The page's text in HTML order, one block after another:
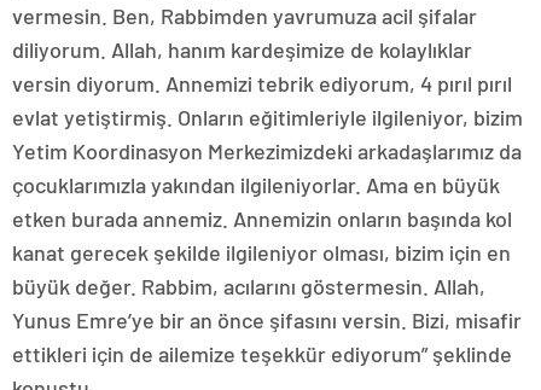
vermesin. Ben, Rabbimden yavrumuza acil şifalar
diliyorum. Allah, hanım kardeşimize de kolaylıklar
versin diyorum. Annemizi tebrik ediyorum, 4 pırıl pırıl
evlat yetiştirmiş. Onların eğitimleriyle ilgileniyor, bizim
Yetim Koordinasyon Merkezimizdeki arkadaşlarımız da
çocuklarımızla yakından ilgileniyorlar. Ama en büyük
etken burada annemiz. Annemizin onların başında kol
kanat gerecek şekilde ilgileniyor olması, bizim için en
büyük değer. Rabbim, acılarını göstermesin. Allah,
Yunus Emre’ye bir an önce şifasını versin. Bizi, misafir
ettikleri için de ailemize teşekkür ediyorum” şeklinde